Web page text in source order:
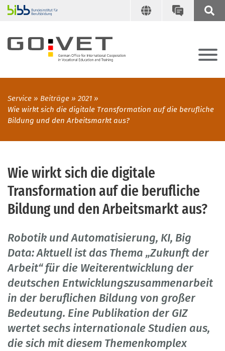
Service Beiträge
2021
Wie wirkt sich die digitale Transformation auf die berufliche
Bildung und den Arbeitsmarkt aus?
Wie wirkt sich die digitale
Transformation auf die berufliche
Bildung und den Arbeitsmarkt aus?
Robotik und Automatisierung, KI, Big
Data: Aktuell ist das Thema „Zukunft der
Arbeit“ für die Weiterentwicklung der
deutschen Entwicklungszusammenarbeit
in der beruflichen Bildung von großer
Bedeutung. Eine Publikation der GIZ
wertet sechs internationale Studien aus,
die sich mit diesem Themenkomplex